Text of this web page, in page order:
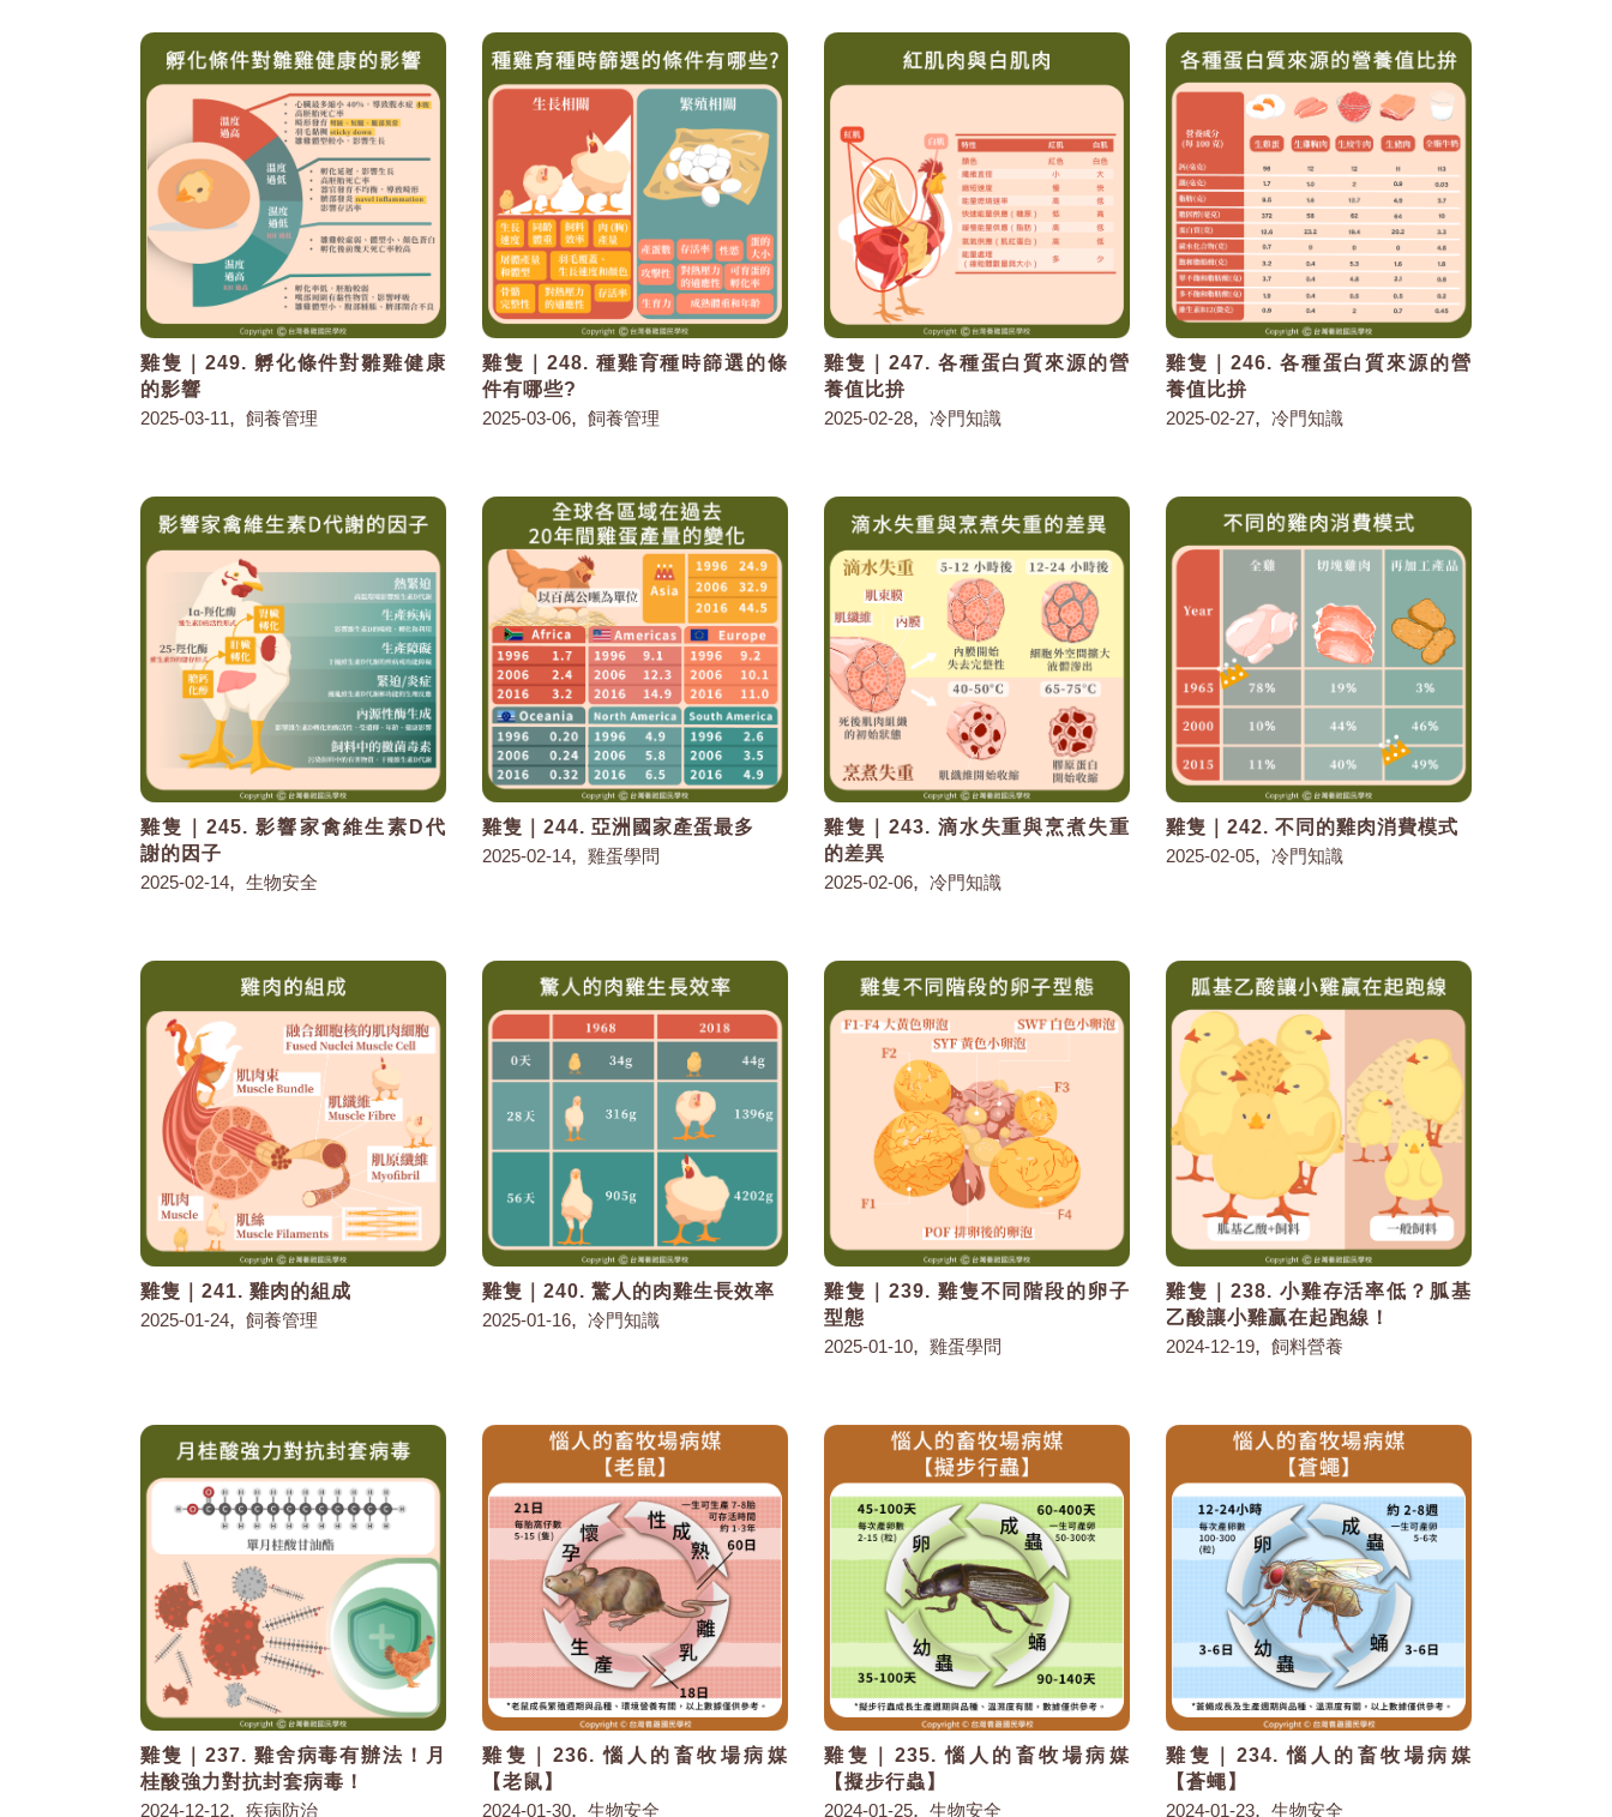
雞隻｜249. 孵化條件對雛雞健康
的影響
2025-03-11, 飼養管理
雞隻｜248. 種雞育種時篩選的條
件有哪些?
2025-03-06, 飼養管理
雞隻｜247. 各種蛋白質來源的營
養值比拚
2025-02-28, 冷門知識
雞隻｜246. 各種蛋白質來源的營
養值比拚
2025-02-27, 冷門知識
雞隻｜245. 影響家禽維生素D代
謝的因子
2025-02-14, 生物安全
雞隻｜244. 亞洲國家產蛋最多
2025-02-14, 雞蛋學問
雞隻｜243. 滴水失重與烹煮失重
的差異
2025-02-06, 冷門知識
雞隻｜242. 不同的雞肉消費模式
2025-02-05, 冷門知識
雞隻｜241. 雞肉的組成
2025-01-24, 飼養管理
雞隻｜240. 驚人的肉雞生長效率
2025-01-16, 冷門知識
雞隻｜239. 雞隻不同階段的卵子
型態
2025-01-10, 雞蛋學問
雞隻｜238. 小雞存活率低？胍基
乙酸讓小雞贏在起跑線！
2024-12-19, 飼料營養
雞隻｜237. 雞舍病毒有辦法！月
桂酸強力對抗封套病毒！
2024-12-12, 疾病防治
雞隻｜236. 惱人的畜牧場病媒
【老鼠】
2024-01-30, 生物安全
雞隻｜235. 惱人的畜牧場病媒
【擬步行蟲】
2024-01-25, 生物安全
雞隻｜234. 惱人的畜牧場病媒
【蒼蠅】
2024-01-23, 生物安全